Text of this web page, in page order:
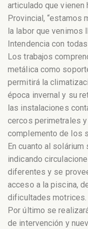
articulado que vienen
Provincial, “estamos
la labor que venimos
Intendencia con
Los trabajos
metálica como
permitirá la
época invernal y su
las instalaciones
cercos perimetrales
complemento de los
En cuanto al
indicando
diferentes y se
acceso a la piscina,
dificultades motrices.
Por último se
de intervención y